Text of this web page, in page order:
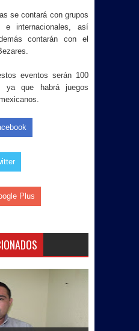
se contará con grupos
e internacionales, así
contarán con el
eventos serán 100
ya que habrá juegos
Plus